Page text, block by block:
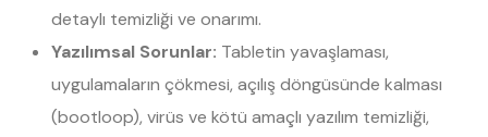
detaylı temizliği ve onarımı.
Yazılımsal Sorunlar: Tabletin yavaşlaması,
uygulamaların çökmesi, açılış döngüsünde kalması
(bootloop), virüs ve kötü amaçlı yazılım temizliği,